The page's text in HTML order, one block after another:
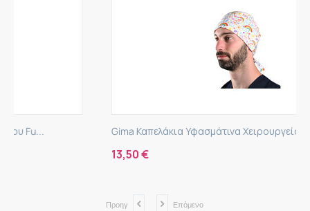
Gima Καπελάκια Υφασμάτινα Χειρουργείου Fu...
Προηγ Επόμενο